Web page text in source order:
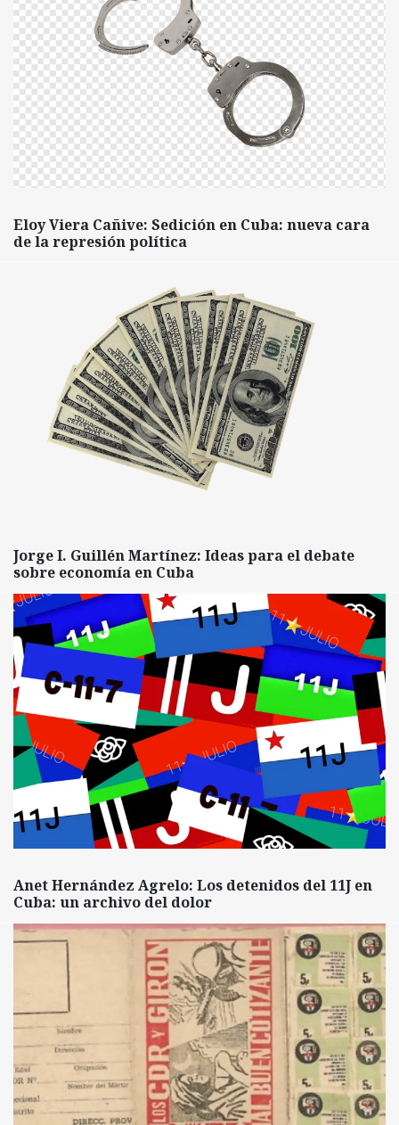
Eloy Viera Cañive: Sedición en Cuba: nueva cara
de la represión política
Jorge I. Guillén Martínez: Ideas para el debate
sobre economía en Cuba
Anet Hernández Agrelo: Los detenidos del 11J en
Cuba: un archivo del dolor